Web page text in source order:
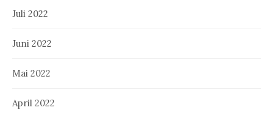
Juli 2022
Juni 2022
Mai 2022
April 2022